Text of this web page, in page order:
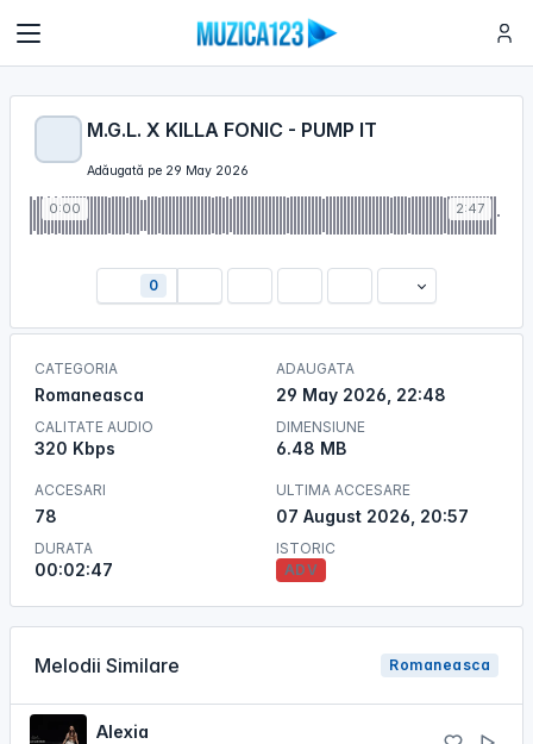
M.G.L. X KILLA FONIC - PUMP IT
Adăugată pe 29 May 2026
0:00 2:47
0
CATEGORIA
Romaneasca
CALITATE AUDIO
320 Kbps
ADAUGATA
29 May 2026, 22:48
DIMENSIUNE
6.48 MB
ACCESARI
78
DURATA
00:02:47
ULTIMA ACCESARE
07 August 2026, 20:57
ISTORIC
ADV
Melodii Similare Romaneasca
Alexia